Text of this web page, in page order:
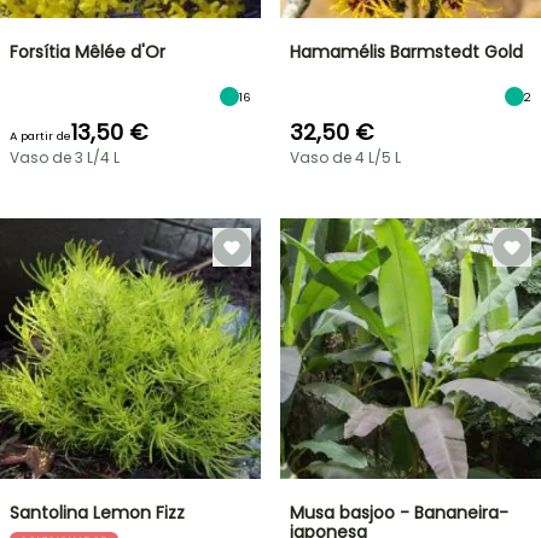
Forsítia Mêlée d'Or
16
A partir de13,50 €
Vaso de 3 L/4 L
Hamamélis Barmstedt Gold
2
32,50 €
Vaso de 4 L/5 L
Santolina Lemon Fizz
Musa basjoo - Bananeira-
japonesa